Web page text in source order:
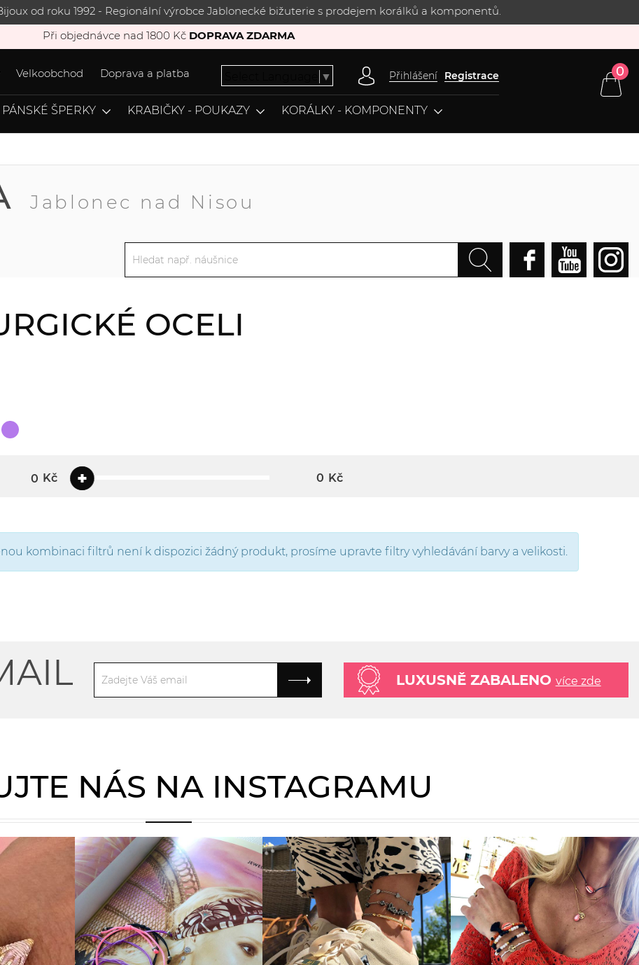
od roku 1992 - Regionální výrobce Jablonecké bižuterie s prodejem korálků a komponentů.
Při objednávce nad 1800 Kč DOPRAVA ZDARMA
Velkoobchod Doprava a platba ▼ Přihlášení Registrace 0
PÁNSKÉ ŠPERKY KRABIČKY - POUKAZY KORÁLKY - KOMPONENTY
Jablonec nad Nisou
OCELI
Kč Kč
kombinaci filtrů není k dispozici žádný produkt, prosíme upravte filtry vyhledávání barvy a velikosti.
LUXUSNĚ ZABALENO více zde
NÁS NA INSTAGRAMU